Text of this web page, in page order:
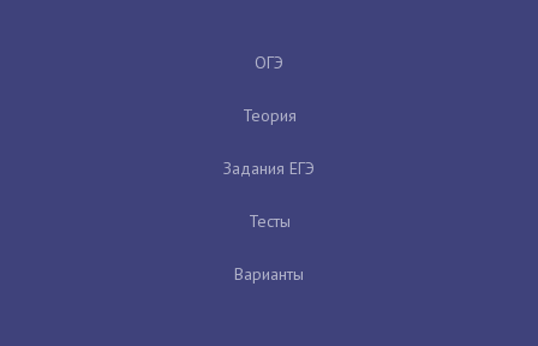
ОГЭ
Теория
Задания ЕГЭ
Тесты
Варианты